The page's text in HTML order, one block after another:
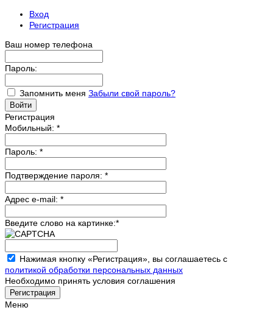
Вход
Регистрация
Ваш номер телефона
Пароль:
Запомнить меня Забыли свой пароль?
Регистрация
Мобильный: *
Пароль: *
Подтверждение пароля: *
Адрес e-mail: *
Введите слово на картинке:*
Нажимая кнопку «Регистрация», вы соглашаетесь с
политикой обработки персональных данных
Необходимо принять условия соглашения
Меню